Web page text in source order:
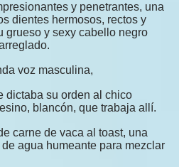
y penetrantes, una
dientes hermosos, rectos y
grueso y sexy cabello negro
voz masculina,
dictaba su orden al chico
blancón, que trabaja allí.
carne de vaca al toast, una
agua humeante para mezclar